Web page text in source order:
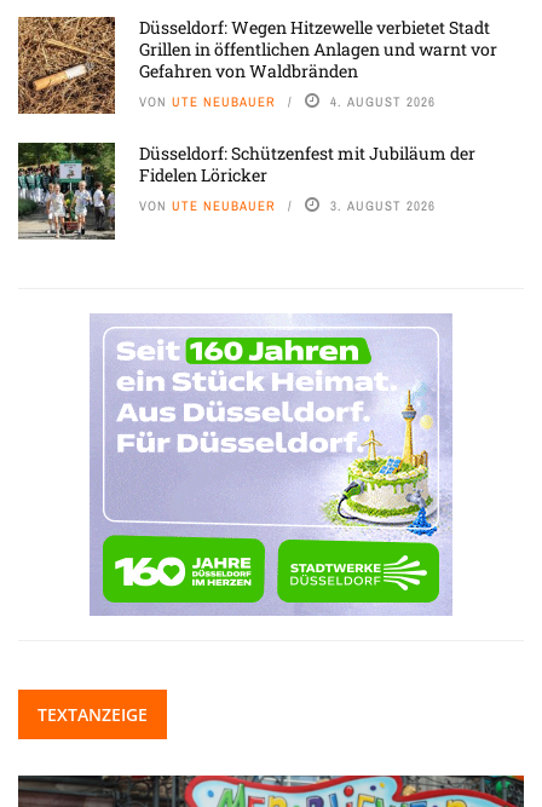
Düsseldorf: Wegen Hitzewelle verbietet Stadt
Grillen in öffentlichen Anlagen und warnt vor
Gefahren von Waldbränden
VON UTE NEUBAUER 4. AUGUST 2026
Düsseldorf: Schützenfest mit Jubiläum der
Fidelen Löricker
VON UTE NEUBAUER 3. AUGUST 2026
TEXTANZEIGE